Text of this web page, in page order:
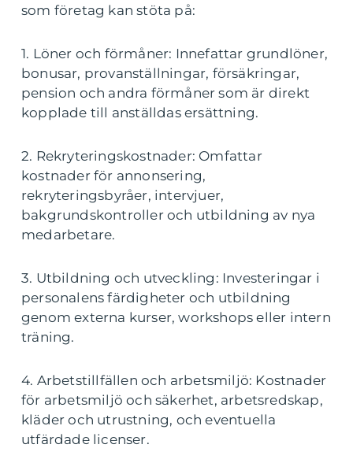
som företag kan stöta på:
1. Löner och förmåner: Innefattar grundlöner,
bonusar, provanställningar, försäkringar,
pension och andra förmåner som är direkt
kopplade till anställdas ersättning.
2. Rekryteringskostnader: Omfattar
kostnader för annonsering,
rekryteringsbyråer, intervjuer,
bakgrundskontroller och utbildning av nya
medarbetare.
3. Utbildning och utveckling: Investeringar i
personalens färdigheter och utbildning
genom externa kurser, workshops eller intern
träning.
4. Arbetstillfällen och arbetsmiljö: Kostnader
för arbetsmiljö och säkerhet, arbetsredskap,
kläder och utrustning, och eventuella
utfärdade licenser.